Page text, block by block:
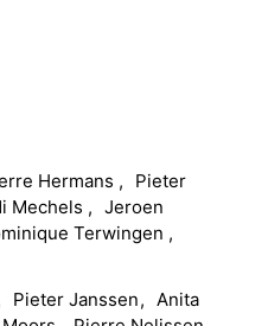
Hermans
Pieter
Mechels
Jeroen
Terwingen
Pieter Janssen Anita